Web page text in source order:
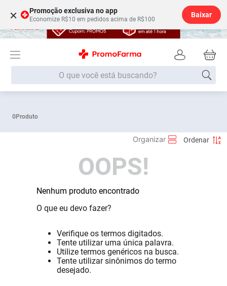
× Promoção exclusiva no app
Economize R$10 em pedidos acima de R$100
Baixar
O que você está buscando?
0Produto
OOPS!
Nenhum produto encontrado
O que eu devo fazer?
Verifique os termos digitados.
Tente utilizar uma única palavra.
Utilize termos genéricos na busca.
Tente utilizar sinônimos do termo
desejado.
Lenço Umedecido
Fralda G
Shampoo
Absorvente
Vitamina D
Lavitan